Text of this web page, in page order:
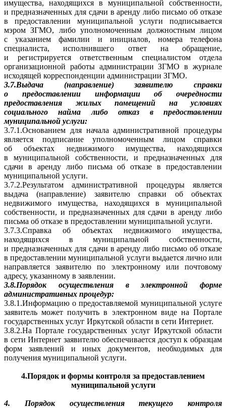
имущества, находящихся в муниципальной собственности,
и предназначенных для сдачи в аренду либо письмо об отказе
в предоставлении муниципальной услуги подписывается
мэром ЗГМО, либо уполномоченным должностным лицом
с указанием фамилии и инициалов, номера телефона
специалиста, исполнившего ответ на обращение,
и регистрируется ответственным специалистом отдела
организационной работы администрации ЗГМО в журнале
исходящей корреспонденции администрации ЗГМО.
3.7.Выдача (направление) заявителю справки
о предоставлении информации об очередности
предоставления жилых помещений на условиях
социального найма либо отказ в предоставлении
муниципальной услуги:
3.7.1.Основанием для начала административной процедуры
является подписание уполномоченным лицом справки
об объектах недвижимого имущества, находящихся
в муниципальной собственности, и предназначенных для
сдачи в аренду либо письма об отказе в предоставлении
муниципальной услуги.
3.7.2.Результатом административной процедуры является
выдача (направление) заявителю справки об объектах
недвижимого имущества, находящихся в муниципальной
собственности, и предназначенных для сдачи в аренду либо
письма об отказе в предоставлении муниципальной услуги.
3.7.3.Справка об объектах недвижимого имущества,
находящихся в муниципальной собственности,
и предназначенных для сдачи в аренду либо письмо об отказе
в предоставлении муниципальной услуги выдается лично или
направляется заявителю по электронному или почтовому
адресу, указанному в заявлении.
3.8.Порядок осуществления в электронной форме
административных процедур:
3.8.1.Информацию о предоставляемой муниципальной услуге
заявитель может получить в электронном виде на Портале
государственных услуг Иркутской области в сети Интернет.
3.8.2.На Портале государственных услуг Иркутской области
в сети Интернет заявителю обеспечивается доступ к образцам
форм заявлений и иных документов, необходимых для
получения муниципальной услуги.
4.Порядок и формы контроля за предоставлением
муниципальной услуги
4. Порядок осуществления текущего контроля